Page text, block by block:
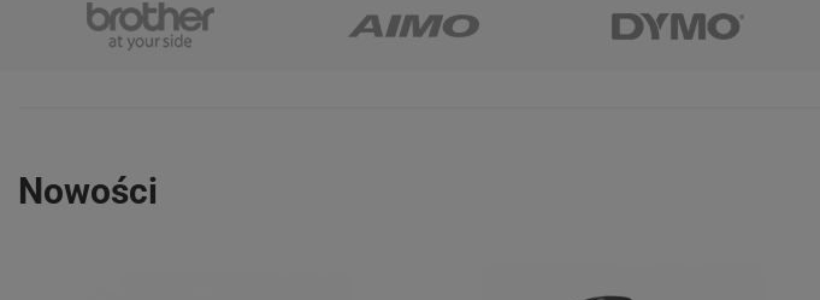
Nowości